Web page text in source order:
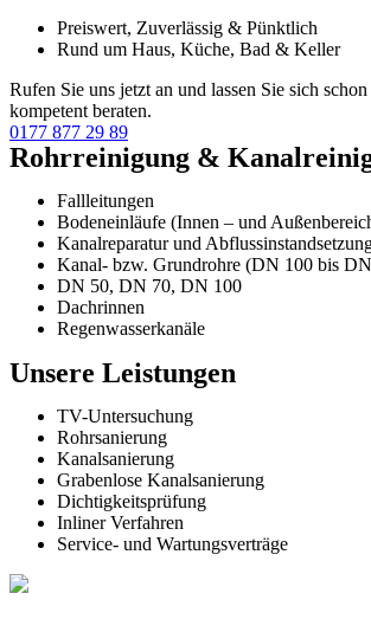
Preiswert, Zuverlässig & Pünktlich
Rund um Haus, Küche, Bad & Keller
Rufen Sie uns jetzt an und lassen Sie sich
kompetent beraten.
0177 877 29 89
Rohrreinigung &
Fallleitungen
Bodeneinläufe (Innen – und
Kanalreparatur und
Kanal- bzw. Grundrohre (DN 100 bis
DN 50, DN 70, DN 100
Dachrinnen
Regenwasserkanäle
Unsere Leistungen
TV-Untersuchung
Rohrsanierung
Kanalsanierung
Grabenlose Kanalsanierung
Dichtigkeitsprüfung
Inliner Verfahren
Service- und Wartungsverträge